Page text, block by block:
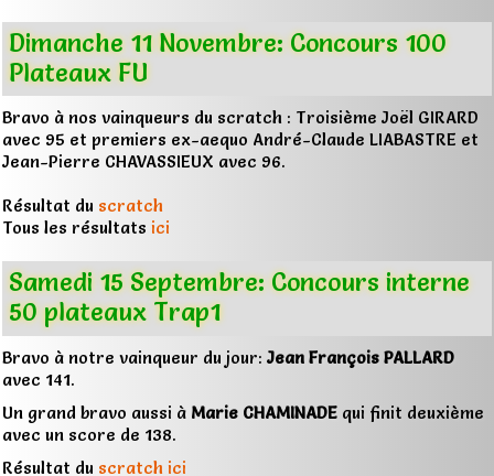
Dimanche 11 Novembre: Concours 100
Plateaux FU
Bravo à nos vainqueurs du scratch : Troisième Joël GIRARD
avec 95 et premiers ex-aequo André-Claude LIABASTRE et
Jean-Pierre CHAVASSIEUX avec 96.
Résultat du scratch
Tous les résultats ici
Samedi 15 Septembre: Concours interne
50 plateaux Trap1
Bravo à notre vainqueur du jour: Jean François PALLARD
avec 141.
Un grand bravo aussi à Marie CHAMINADE qui finit deuxième
avec un score de 138.
Résultat du scratch ici